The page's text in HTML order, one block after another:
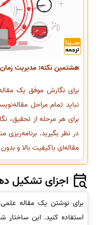
هشتمین نکته: مدیریت زمان
برای نگارش موفق یک
نباید تمام مراحل
برای هر مرحله از تحقیق،
در نظر بگیرید.
مقاله‌ای باکیفیت بالا و
اجزای تشکیل
برای نوشتن یک مقاله علمی
استفاده کنید. این ساختار